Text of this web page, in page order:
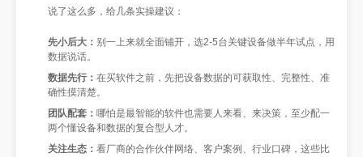
说了这么多，给几条实操建议：
先小后大： 别一上来就全面铺开，选2-5台关键设备做半年试点，用
数据说话。
数据先行： 在买软件之前，先把设备数据的可获取性、完整性、准
确性摸清楚。
团队配套： 哪怕是最智能的软件也需要人来看、来决策，至少配一
两个懂设备和数据的复合型人才。
关注生态： 看厂商的合作伙伴网络、客户案例、行业口碑，这些比